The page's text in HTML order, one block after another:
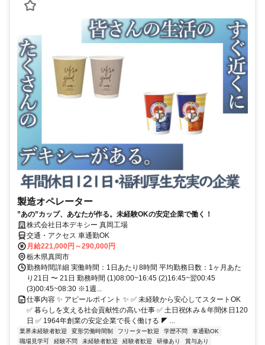
製造オペレーター
”あの”カップ、あなたが作る。未経験OKの安定企業で働く！
株式会社日本デキシー 真岡工場
交通・アクセス 車通勤OK
月給221,000円～290,000円
栃木県真岡市
勤務時間詳細 実働時間：1日あたり8時間 平均勤務日数：1ヶ月あた
り21日 〜 21日 勤務時間 (1)08:00~16:45 (2)16:45~翌00:45
(3)00:45~08:30 ※1週...
仕事内容 ✨ アピールポイント ✨ ✅ 未経験から安心してスタートOK
✅ 暮らしを支える社会貢献性の高い仕事 ✅ 土日祝休み＆年間休日120
日 ✅ 1964年創業の安定企業で長く働ける ◤ ...
業界未経験者歓迎 変形労働時間制 フリーター歓迎 学歴不問
車通勤OK
職場見学可
経験不問 未経験者歓迎 経験者歓迎 研修あり
賞与あり